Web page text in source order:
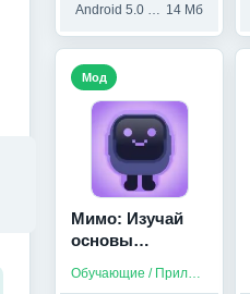
Android 5.0 и выше 14 Мб
Мимо: Изучай
основы
Python, HTML и
Обучающие / Приложения на русском
Мод